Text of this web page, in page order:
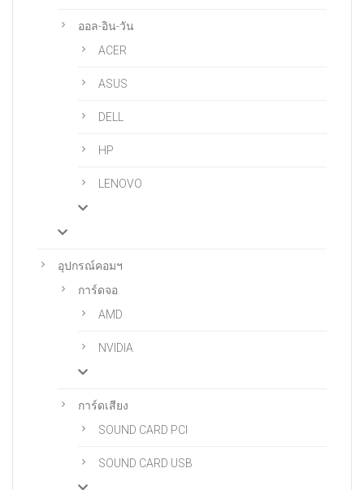
ออล-อิน-วัน
ACER
ASUS
DELL
HP
LENOVO
อุปกรณ์คอมฯ
การ์ดจอ
AMD
NVIDIA
การ์ดเสียง
SOUND CARD PCI
SOUND CARD USB